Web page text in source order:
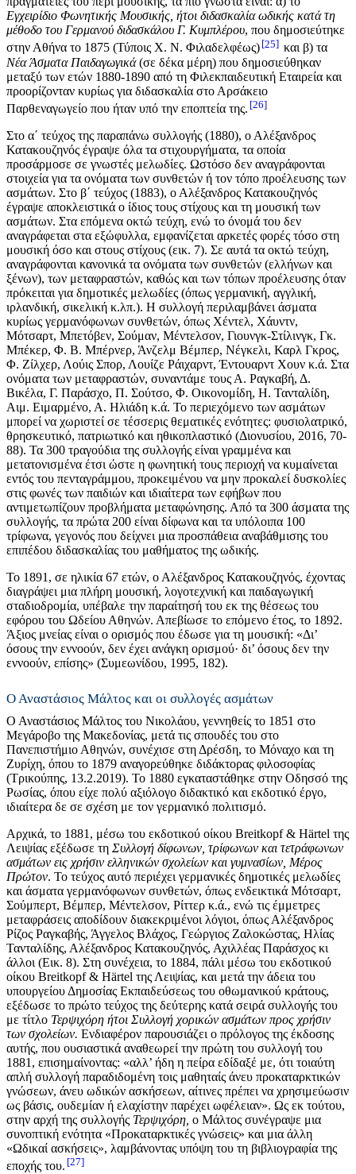
Εγχειρίδιο Φωνητικής Μουσικής, ήτοι διδασκαλία ωδικής κατά τη
μέθοδο του Γερμανού διδασκάλου Γ. Κυμπλέρου, που δημοσιεύτηκε
στην Αθήνα το 1875 (Τύποις Χ. Ν. Φιλαδελφέως) 25
και β) τα
Νέα Άσματα Παιδαγωγικά(σε δέκα μέρη) που δημοσιεύθηκαν
μεταξύ των ετών 1880-1890 από τη Φιλεκπαιδευτική Εταιρεία και
προορίζονταν κυρίως για διδασκαλία στο Αρσάκειο
Παρθεναγωγείο που ήταν υπό την εποπτεία της. 26
Στο α΄ τεύχος της παραπάνω συλλογής (1880), ο Αλέξανδρος
Κατακουζηνός έγραψε όλα τα στιχουργήματα, τα οποία
προσάρμοσε σε γνωστές μελωδίες. Ωστόσο δεν αναγράφονται
στοιχεία για τα ονόματα των συνθετών ή τον τόπο προέλευσης των
ασμάτων. Στο β΄ τεύχος (1883), ο Αλέξανδρος Κατακουζηνός
έγραψε αποκλειστικά ο ίδιος τους στίχους και τη μουσική των
ασμάτων. Στα επόμενα οκτώ τεύχη, ενώ το όνομά του δεν
αναγράφεται στα εξώφυλλα, εμφανίζεται αρκετές φορές τόσο στη
μουσική όσο και στους στίχους (εικ. 7). Σε αυτά τα οκτώ τεύχη,
αναγράφονται κανονικά τα ονόματα των συνθετών (ελλήνων και
ξένων), των μεταφραστών, καθώς και των τόπων προέλευσης όταν
πρόκειται για δημοτικές μελωδίες (όπως γερμανική, αγγλική,
ιρλανδική, σικελική κ.λπ.). Η συλλογή περιλαμβάνει άσματα
κυρίως γερμανόφωνων συνθετών, όπως Χέντελ, Χάυντν,
Μότσαρτ, Μπετόβεν, Σούμαν, Μέντελσον, Γιουνγκ-Στίλινγκ, Γκ.
Μπέκερ, Φ. Β. Μπέρνερ, Άνζελμ Βέμπερ, Νέγκελι, Καρλ Γκρος,
Φ. Ζίλχερ, Λούις Σπορ, Λουίζε Ράιχαρντ, Έντουαρντ Χουν κ.ά. Στα
ονόματα των μεταφραστών, συναντάμε τους Α. Ραγκαβή, Δ.
Βικέλα, Γ. Παράσχο, Π. Σούτσο, Φ. Οικονομίδη, Η. Τανταλίδη,
Αιμ. Ειμαρμένο, Α. Ηλιάδη κ.ά. Το περιεχόμενο των ασμάτων
μπορεί να χωριστεί σε τέσσερις θεματικές ενότητες: φυσιολατρικό,
θρησκευτικό, πατριωτικό και ηθικοπλαστικό (Διονυσίου, 2016, 70-
88). Τα 300 τραγούδια της συλλογής είναι γραμμένα και
μετατονισμένα έτσι ώστε η φωνητική τους περιοχή να κυμαίνεται
εντός του πενταγράμμου, προκειμένου να μην προκαλεί δυσκολίες
στις φωνές των παιδιών και ιδιαίτερα των εφήβων που
αντιμετωπίζουν προβλήματα μεταφώνησης. Από τα 300 άσματα της
συλλογής, τα πρώτα 200 είναι δίφωνα και τα υπόλοιπα 100
τρίφωνα, γεγονός που δείχνει μια προσπάθεια αναβάθμισης του
επιπέδου διδασκαλίας του μαθήματος της ωδικής.
Το 1891, σε ηλικία 67 ετών, ο Αλέξανδρος Κατακουζηνός, έχοντας
διαγράψει μια πλήρη μουσική, λογοτεχνική και παιδαγωγική
σταδιοδρομία, υπέβαλε την παραίτησή του εκ της θέσεως του
εφόρου του Ωδείου Αθηνών. Απεβίωσε το επόμενο έτος, το 1892.
Άξιος μνείας είναι ο ορισμός που έδωσε για τη μουσική: «Δι’
όσους την εννοούν, δεν έχει ανάγκη ορισμού· δι’ όσους δεν την
εννοούν, επίσης» (Συμεωνίδου, 1995, 182).
Ο Αναστάσιος Μάλτος και οι συλλογές ασμάτων
Ο Αναστάσιος Μάλτος του Νικολάου, γεννηθείς το 1851 στο
Μεγάροβο της Μακεδονίας, μετά τις σπουδές του στο
Πανεπιστήμιο Αθηνών, συνέχισε στη Δρέσδη, το Μόναχο και τη
Ζυρίχη, όπου το 1879 αναγορεύθηκε διδάκτορας φιλοσοφίας
(Τρικούπης, 13.2.2019). Το 1880 εγκαταστάθηκε στην Οδησσό της
Ρωσίας, όπου είχε πολύ αξιόλογο διδακτικό και εκδοτικό έργο,
ιδιαίτερα δε σε σχέση με τον γερμανικό πολιτισμό.
Αρχικά, το 1881, μέσω του εκδοτικού οίκου Breitkopf & Härtel της
Λειψίας εξέδωσε τη Συλλογή δίφωνων, τρίφωνων και τετράφωνων
ασμάτων εις χρήσιν ελληνικών σχολείων και γυμνασίων, Μέρος
Πρώτον. Το τεύχος αυτό περιέχει γερμανικές δημοτικές μελωδίες
και άσματα γερμανόφωνων συνθετών, όπως ενδεικτικά Μότσαρτ,
Σούμπερτ, Βέμπερ, Μέντελσον, Ρίττερ κ.ά., ενώ τις έμμετρες
μεταφράσεις αποδίδουν διακεκριμένοι λόγιοι, όπως Αλέξανδρος
Ρίζος Ραγκαβής, Άγγελος Βλάχος, Γεώργιος Ζαλοκώστας, Ηλίας
Τανταλίδης, Αλέξανδρος Κατακουζηνός, Αχιλλέας Παράσχος κι
άλλοι (Εικ. 8). Στη συνέχεια, το 1884, πάλι μέσω του εκδοτικού
οίκου Breitkopf & Härtel της Λειψίας, και μετά την άδεια του
υπουργείου Δημοσίας Εκπαιδεύσεως του οθωμανικού κράτους,
εξέδωσε το πρώτο τεύχος της δεύτερης κατά σειρά συλλογής του
με τίτλο Τερψιχόρη ήτοι Συλλογή χορικών ασμάτων προς χρήσιν
των σχολείων. Ενδιαφέρον παρουσιάζει ο πρόλογος της έκδοσης
αυτής, που ουσιαστικά αναθεωρεί την πρώτη του συλλογή του
1881, επισημαίνοντας: «αλλ’ ήδη η πείρα εδίδαξέ με, ότι τοιαύτη
απλή συλλογή παραδιδομένη τοις μαθηταίς άνευ προκαταρκτικών
γνώσεων, άνευ ωδικών ασκήσεων, αίτινες πρέπει να χρησιμεύωσιν
ως βάσις, ουδεμίαν ή ελαχίστην παρέχει ωφέλειαν». Ως εκ τούτου,
στην αρχή της συλλογής Τερψιχόρη, ο Μάλτος συνέγραψε μια
συνοπτική ενότητα «Προκαταρκτικές γνώσεις» και μια άλλη
«Ωδικαί ασκήσεις», λαμβάνοντας υπόψη του τη βιβλιογραφία της
εποχής του. 27